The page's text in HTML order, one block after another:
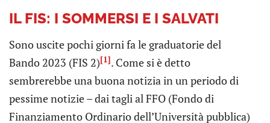
IL FIS: I SOMMERSI E I SALVATI
Sono uscite pochi giorni fa le graduatorie del
Bando 2023 (FIS 2)[1]. Come si è detto
sembrerebbe una buona notizia in un periodo di
pessime notizie – dai tagli al FFO (Fondo di
Finanziamento Ordinario dell’Università pubblica)